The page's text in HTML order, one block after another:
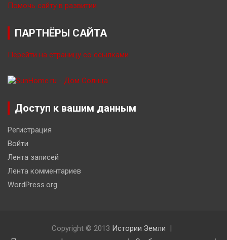
Помочь сайту в развитии
ПАРТНЁРЫ САЙТА
Перейти на страницу со ссылками
Доступ к вашим данным
Регистрация
Войти
Лента записей
Лента комментариев
WordPress.org
Copyright © 2013 Истории Земли